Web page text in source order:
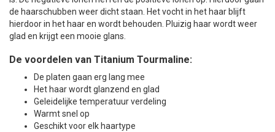
de haarschubben weer dicht staan. Het vocht in het haar blijft
hierdoor in het haar en wordt behouden. Pluizig haar wordt weer
glad en krijgt een mooie glans.
De voordelen van Titanium Tourmaline:
De platen gaan erg lang mee
Het haar wordt glanzend en glad
Geleidelijke temperatuur verdeling
Warmt snel op
Geschikt voor elk haartype